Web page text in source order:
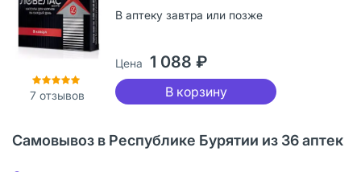
7 отзывов
В аптеку завтра или позже
Цена 1 088 ₽
В корзину
Самовывоз в Республике Бурятии из 36 аптек